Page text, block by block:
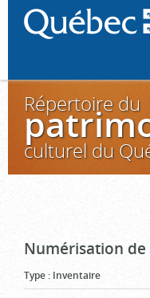
Répertoire du
culturel du
Numérisation
Type : Inventaire